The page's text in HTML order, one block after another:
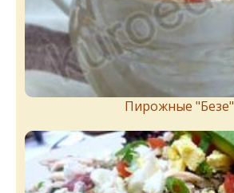
Пирожныe "Бeзe"